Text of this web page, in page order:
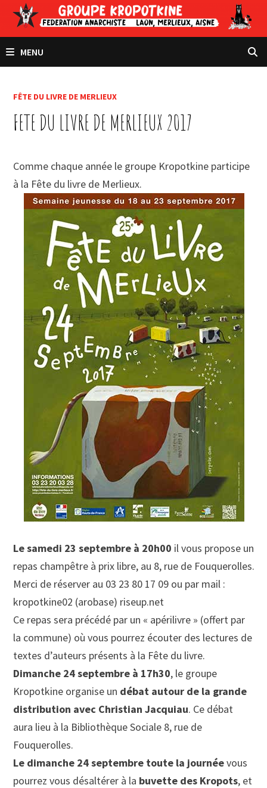
Passer
contenu
MENU
FÊTE DU LIVRE DE MERLIEUX
FETE DU LIVRE DE MERLIEUX 2017
Comme chaque année le groupe Kropotkine participe
à la Fête du livre de Merlieux.
Le samedi 23 septembre à 20h00 il vous propose un
repas champêtre à prix libre, au 8, rue de Fouquerolles.
Merci de réserver au 03 23 80 17 09 ou par mail :
kropotkine02 (arobase) riseup.net
Ce repas sera précédé par un « apérilivre » (offert par
la commune) où vous pourrez écouter des lectures de
textes d’auteurs présents à la Fête du livre.
Dimanche 24 septembre à 17h30, le groupe
Kropotkine organise un débat autour de la grande
distribution avec Christian Jacquiau. Ce débat
aura lieu à la Bibliothèque Sociale 8, rue de
Fouquerolles.
Le dimanche 24 septembre toute la journéevous
pourrez vous désaltérer à la buvette des Kropots, et